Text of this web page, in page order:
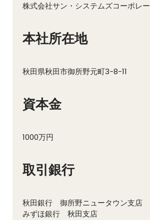
株式会社サン・システムズコーポレ
本社所在地
秋田県秋田市御所野元町3-8-11
資本金
1000万円
取引銀行
秋田銀行 御所野ニュータウン支店
みずほ銀行 秋田支店